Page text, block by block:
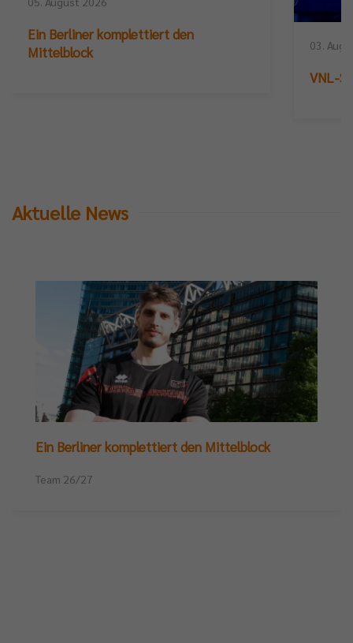
Ein Berliner komplettiert den
Mittelblock
03.
VNL-
Aktuelle News
Ein Berliner komplettiert den Mittelblock
Team 26/27